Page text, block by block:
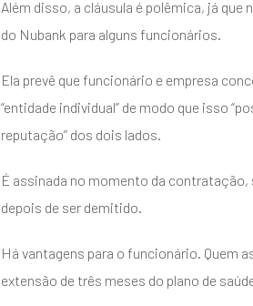
Além disso, a cláusula é polêmica, já
do Nubank para alguns funcionários.
Ela prevê que funcionário e empresa
“entidade individual” de modo que isso
reputação” dos dois lados.
É assinada no momento da contratação,
depois de ser demitido.
Há vantagens para o funcionário. Quem
extensão de três meses do plano de